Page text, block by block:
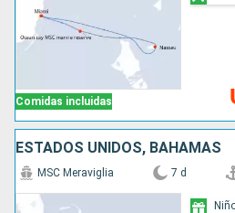
Comidas incluidas
ESTADOS UNIDOS, BAHAMAS
MSC Meraviglia 7 d